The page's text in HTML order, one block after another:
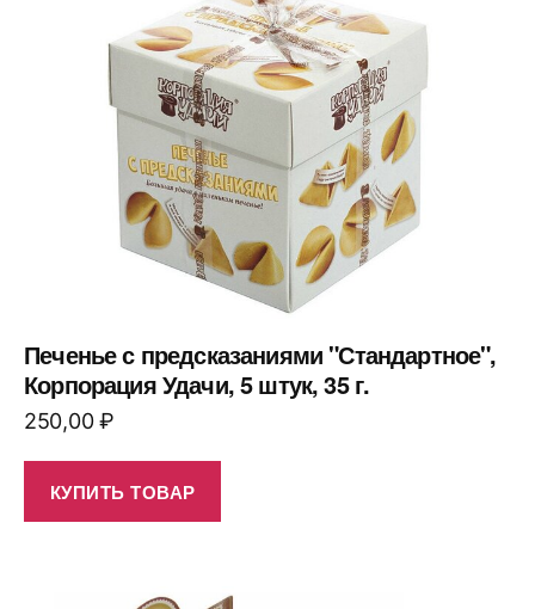
Печенье с предсказаниями "Стандартное",
Корпорация Удачи, 5 штук, 35 г.
250,00₽
КУПИТЬ ТОВАР